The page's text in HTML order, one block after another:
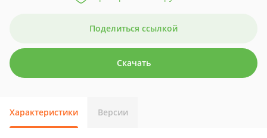
Поделиться ссылкой
Скачать
Характеристики Версии